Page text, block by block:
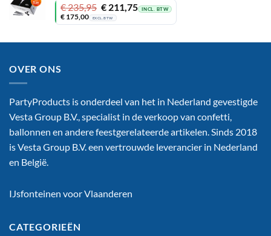
€235,95
Oorspronkelijke
prijs
was:
€211,75
Huidige
prijs
is:
INCL. BTW
€ 175,00 EXCL. BTW
OVER ONS
PartyProducts is onderdeel van het in Nederland gevestigde
Vesta Group B.V., specialist in de verkoop van confetti,
ballonnen en andere feestgerelateerde artikelen. Sinds 2018
is Vesta Group B.V. een vertrouwde leverancier in Nederland
en België.
IJsfonteinen voor Vlaanderen
CATEGORIEËN